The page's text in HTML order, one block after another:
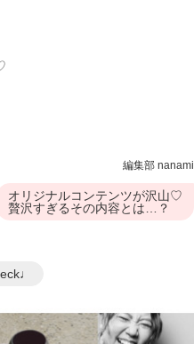
編集部 nanami
オリジナルコンテンツが沢山♡
贅沢すぎるその内容とは…？